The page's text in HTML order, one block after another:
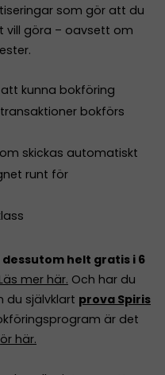
som gör att du
vill göra – oavsett om
kunna bokföring
bokförs
skickas automatiskt
runt för
helt gratis i 6
Läs mer här. Och har du
du självklart prova Spiris
är det
här.